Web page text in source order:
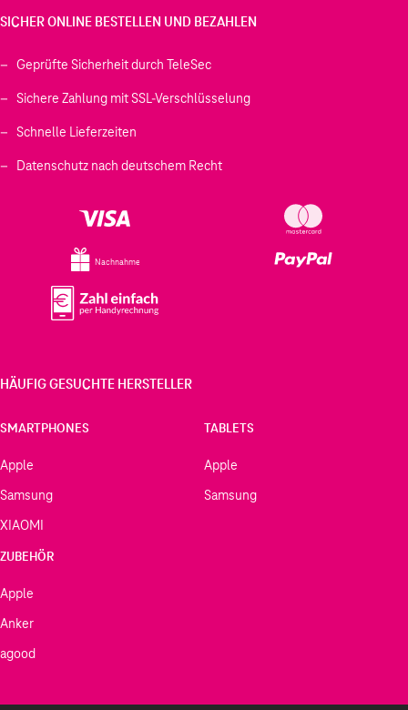
SICHER ONLINE BESTELLEN UND BEZAHLEN
Geprüfte Sicherheit durch TeleSec
Sichere Zahlung mit SSL-Verschlüsselung
Schnelle Lieferzeiten
Datenschutz nach deutschem Recht
Nachnahme
HÄUFIG GESUCHTE HERSTELLER
SMARTPHONES
Apple
Samsung
XIAOMI
TABLETS
Apple
Samsung
ZUBEHÖR
Apple
Anker
agood